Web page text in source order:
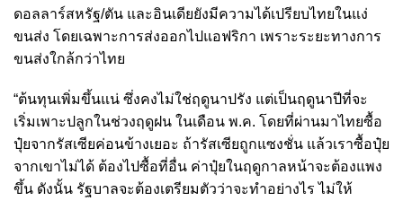
ดอลลาร์สหรัฐ/ตัน และอินเดียยังมีความได้เปรียบไทยในแง่
ขนส่ง โดยเฉพาะการส่งออกไปแอฟริกา เพราะระยะทางการ
ขนส่งใกล้กว่าไทย
“ต้นทุนเพิ่มขึ้นแน่ ซึ่งคงไม่ใช่ฤดูนาปรัง แต่เป็นฤดูนาปีที่จะ
เริ่มเพาะปลูกในช่วงฤดูฝน ในเดือน พ.ค. โดยที่ผ่านมาไทยซื้อ
ปุ๋ยจากรัสเซียค่อนข้างเยอะ ถ้ารัสเซียถูกแซงชั่น แล้วเราซื้อปุ๋ย
จากเขาไม่ได้ ต้องไปซื้อที่อื่น ค่าปุ๋ยในฤดูกาลหน้าจะต้องแพง
ขึ้น ดังนั้น รัฐบาลจะต้องเตรียมตัวว่าจะทำอย่างไร ไม่ให้